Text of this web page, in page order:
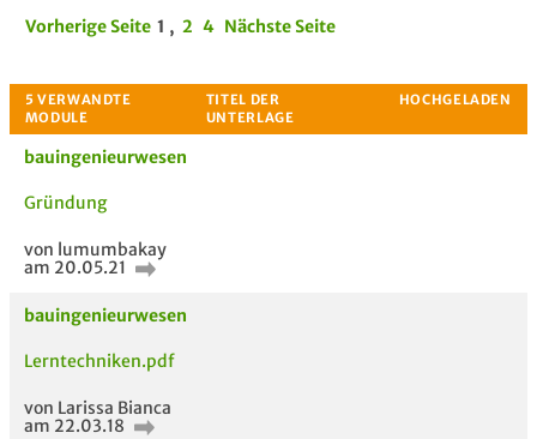
Vorherige Seite 1 , 2 4 Nächste Seite
bauingenieurwesen
Gründung
von lumumbakay
am 20.05.21
bauingenieurwesen
Lerntechniken.pdf
von Larissa Bianca
am 22.03.18